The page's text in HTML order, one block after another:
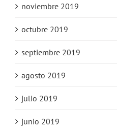
noviembre 2019
octubre 2019
septiembre 2019
agosto 2019
julio 2019
junio 2019